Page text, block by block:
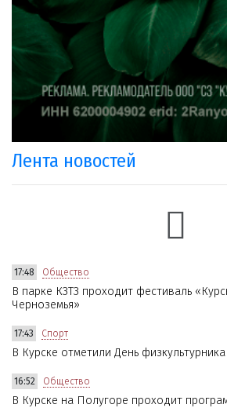
Лента новостей
17:48 Общество
В парке КЗТЗ проходит фестиваль
Черноземья»
17:43 Спорт
В Курске отметили День физкультурника
16:52 Общество
В Курске на Полугоре проходит